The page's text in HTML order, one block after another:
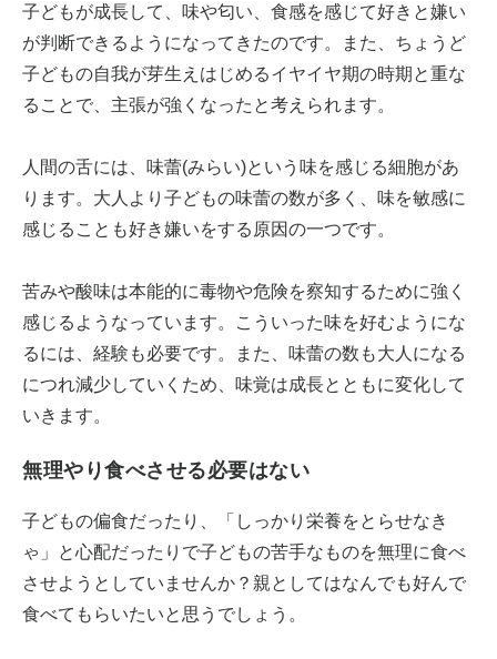
子どもが成長して、味や匂い、食感を感じて好きと嫌い
が判断できるようになってきたのです。また、ちょうど
子どもの自我が芽生えはじめるイヤイヤ期の時期と重な
ることで、主張が強くなったと考えられます。
人間の舌には、味蕾(みらい)という味を感じる細胞があ
ります。大人より子どもの味蕾の数が多く、味を敏感に
感じることも好き嫌いをする原因の一つです。
苦みや酸味は本能的に毒物や危険を察知するために強く
感じるようなっています。こういった味を好むようにな
るには、経験も必要です。また、味蕾の数も大人になる
につれ減少していくため、味覚は成長とともに変化して
いきます。
無理やり食べさせる必要はない
子どもの偏食だったり、「しっかり栄養をとらせなき
ゃ」と心配だったりで子どもの苦手なものを無理に食べ
させようとしていませんか？親としてはなんでも好んで
食べてもらいたいと思うでしょう。